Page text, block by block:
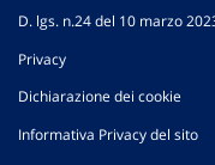
D. lgs. n.24 del 10 marzo
Privacy
Dichiarazione dei cookie
Informativa Privacy del sito